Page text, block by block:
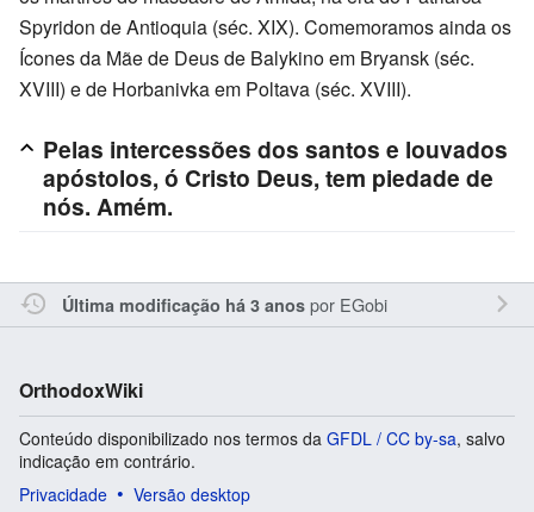
Spyridon de Antioquia (séc. XIX). Comemoramos ainda os
Ícones da Mãe de Deus de Balykino em Bryansk (séc.
XVIII) e de Horbanivka em Poltava (séc. XVIII).
Pelas intercessões dos santos e louvados
apóstolos, ó Cristo Deus, tem piedade de
nós. Amém.
Última modificação há 3 anospor EGobi
OrthodoxWiki
Conteúdo disponibilizado nos termos da GFDL / CC by-sa, salvo
indicação em contrário.
Privacidade
Versão desktop